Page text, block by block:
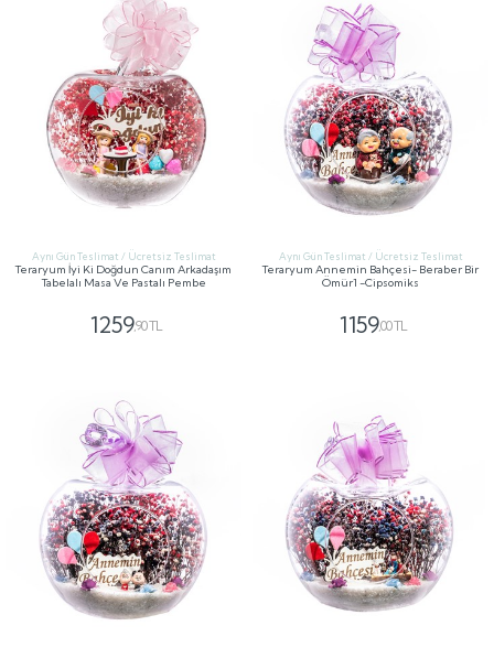
Aynı Gün Teslimat / Ücretsiz Teslimat
Teraryum İyi Ki Doğdun Canım Arkadaşım
Tabelalı Masa Ve Pastalı Pembe
1259,90 TL
Aynı Gün Teslimat / Ücretsiz Teslimat
Teraryum Annemin Bahçesi- Beraber Bir
Ömür1 -Cipsomiks
1159,00 TL